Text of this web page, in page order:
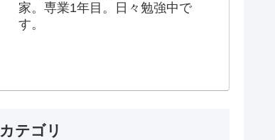
家。専業1年目。日々勉強中で
す。
カテゴリ